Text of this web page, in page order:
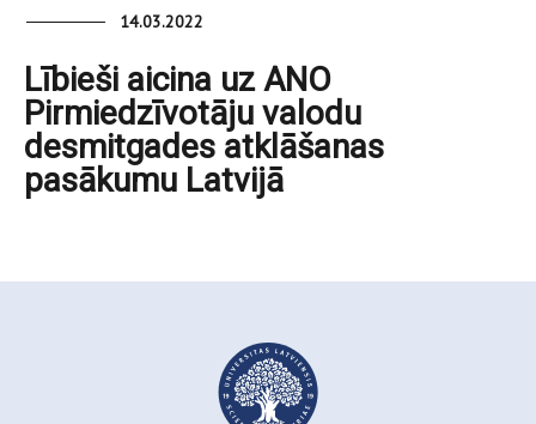
14.03.2022
Lībieši aicina uz ANO
Pirmiedzīvotāju valodu
desmitgades atklāšanas
pasākumu Latvijā